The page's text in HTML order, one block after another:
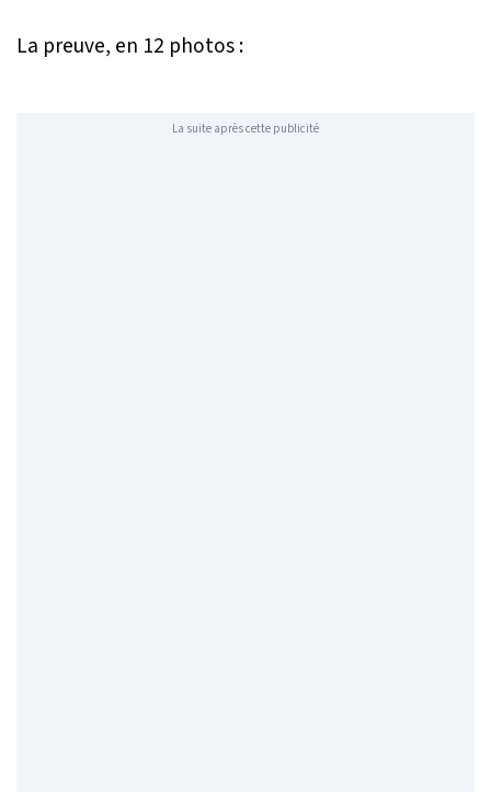
La preuve, en 12 photos :
La suite après cette publicité